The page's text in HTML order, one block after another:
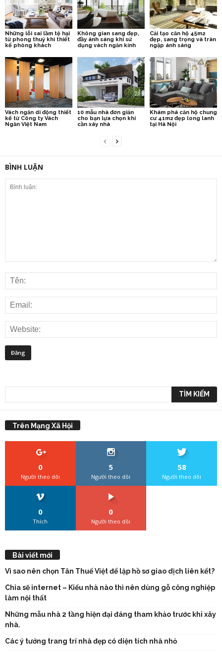
Những lỗi sai lầm tệ hại
từ phong thuỷ khi thiết
kế phòng khách
Không gian sang đẹp,
đầy ánh sáng khi sử
dụng vách ngăn kính
Cải tạo căn hộ 45m2
đẹp, sang trọng và tràn
ngập ánh sáng
Vách ngăn di động thiết
kế từ Công ty Vách
Ngăn Việt Nam
10 mẫu nhà đơn giản
cho bạn lựa chọn khi
cần xây nhà
Khám phá căn hộ chung
cư 41m2 đẹp long lanh
tại Hà Nội
BÌNH LUẬN
Trên Mạng Xã Hội
0
Người theo dõi
5
Người theo dõi
58
Người theo dõi
0
Thích
0
Người theo dõi
Bài viết mới
Vì sao nên chọn Tân Thuế Việt để lập hồ sơ giao dịch liên kết?
Chia sẽ internet – Kiểu nhà nào thì nên dùng gỗ công nghiệp
làm nội thất
Những mẫu nhà 2 tầng hiện đại đáng tham khảo trước khi xây
nhà.
Các ý tưởng trang trí nhà đẹp có diện tích nhà nhỏ